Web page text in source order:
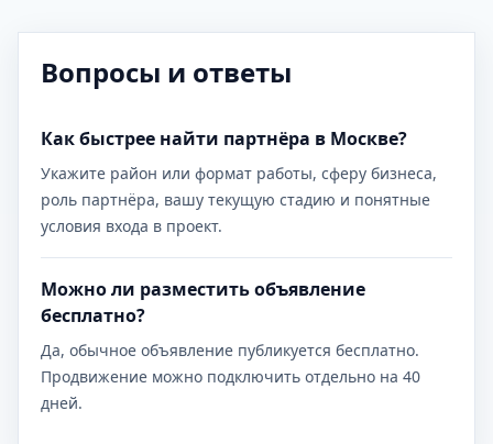
Вопросы и ответы
Как быстрее найти партнёра в Москве?
Укажите район или формат работы, сферу бизнеса,
роль партнёра, вашу текущую стадию и понятные
условия входа в проект.
Можно ли разместить объявление
бесплатно?
Да, обычное объявление публикуется бесплатно.
Продвижение можно подключить отдельно на 40
дней.